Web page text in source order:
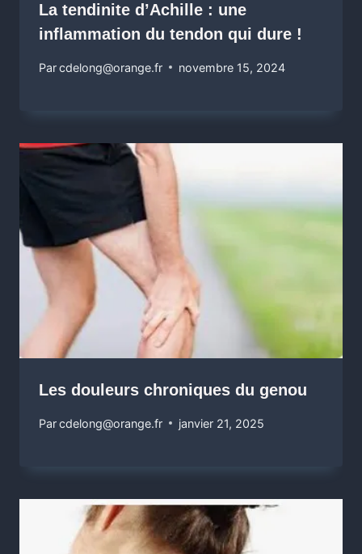
La tendinite d’Achille : une
inflammation du tendon qui dure !
Parcdelong@orange.fr novembre 15, 2024
Les douleurs chroniques du genou
Parcdelong@orange.fr janvier 21, 2025